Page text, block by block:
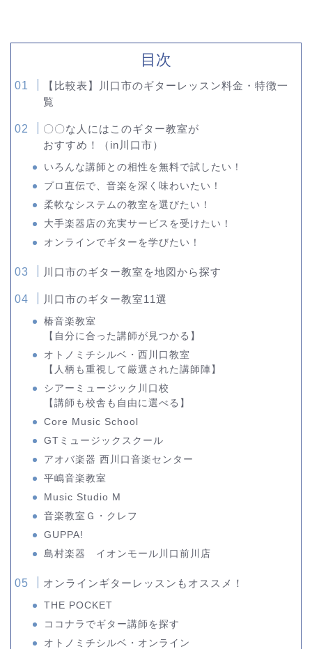
目次
【比較表】川口市のギターレッスン料金・特徴一
覧
〇〇な人にはこのギター教室が
おすすめ！（in川口市）
いろんな講師との相性を無料で試したい！
プロ直伝で、音楽を深く味わいたい！
柔軟なシステムの教室を選びたい！
大手楽器店の充実サービスを受けたい！
オンラインでギターを学びたい！
川口市のギター教室を地図から探す
川口市のギター教室11選
椿音楽教室
【自分に合った講師が見つかる】
オトノミチシルベ・西川口教室
【人柄も重視して厳選された講師陣】
シアーミュージック川口校
【講師も校舎も自由に選べる】
Core Music School
GTミュージックスクール
アオバ楽器 西川口音楽センター
平嶋音楽教室
Music Studio M
音楽教室Ｇ・クレフ
GUPPA!
島村楽器 イオンモール川口前川店
オンラインギターレッスンもオススメ！
THE POCKET
ココナラでギター講師を探す
オトノミチシルベ・オンライン